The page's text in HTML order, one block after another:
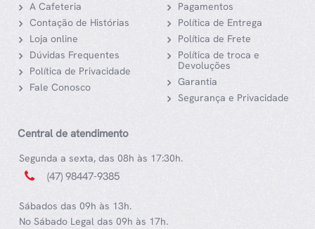
A Cafeteria
Contação de Histórias
Loja online
Dúvidas Frequentes
Política de Privacidade
Fale Conosco
Pagamentos
Política de Entrega
Política de Frete
Política de troca e
Devoluções
Garantia
Segurança e Privacidade
Central de atendimento
Segunda a sexta, das 08h às 17:30h.
(47) 98447-9385
Sábados das 09h às 13h.
No Sábado Legal das 09h às 17h.